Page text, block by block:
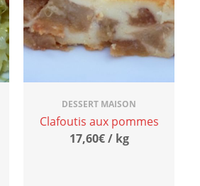
DESSERT MAISON
Clafoutis aux pommes
17,60€ / kg